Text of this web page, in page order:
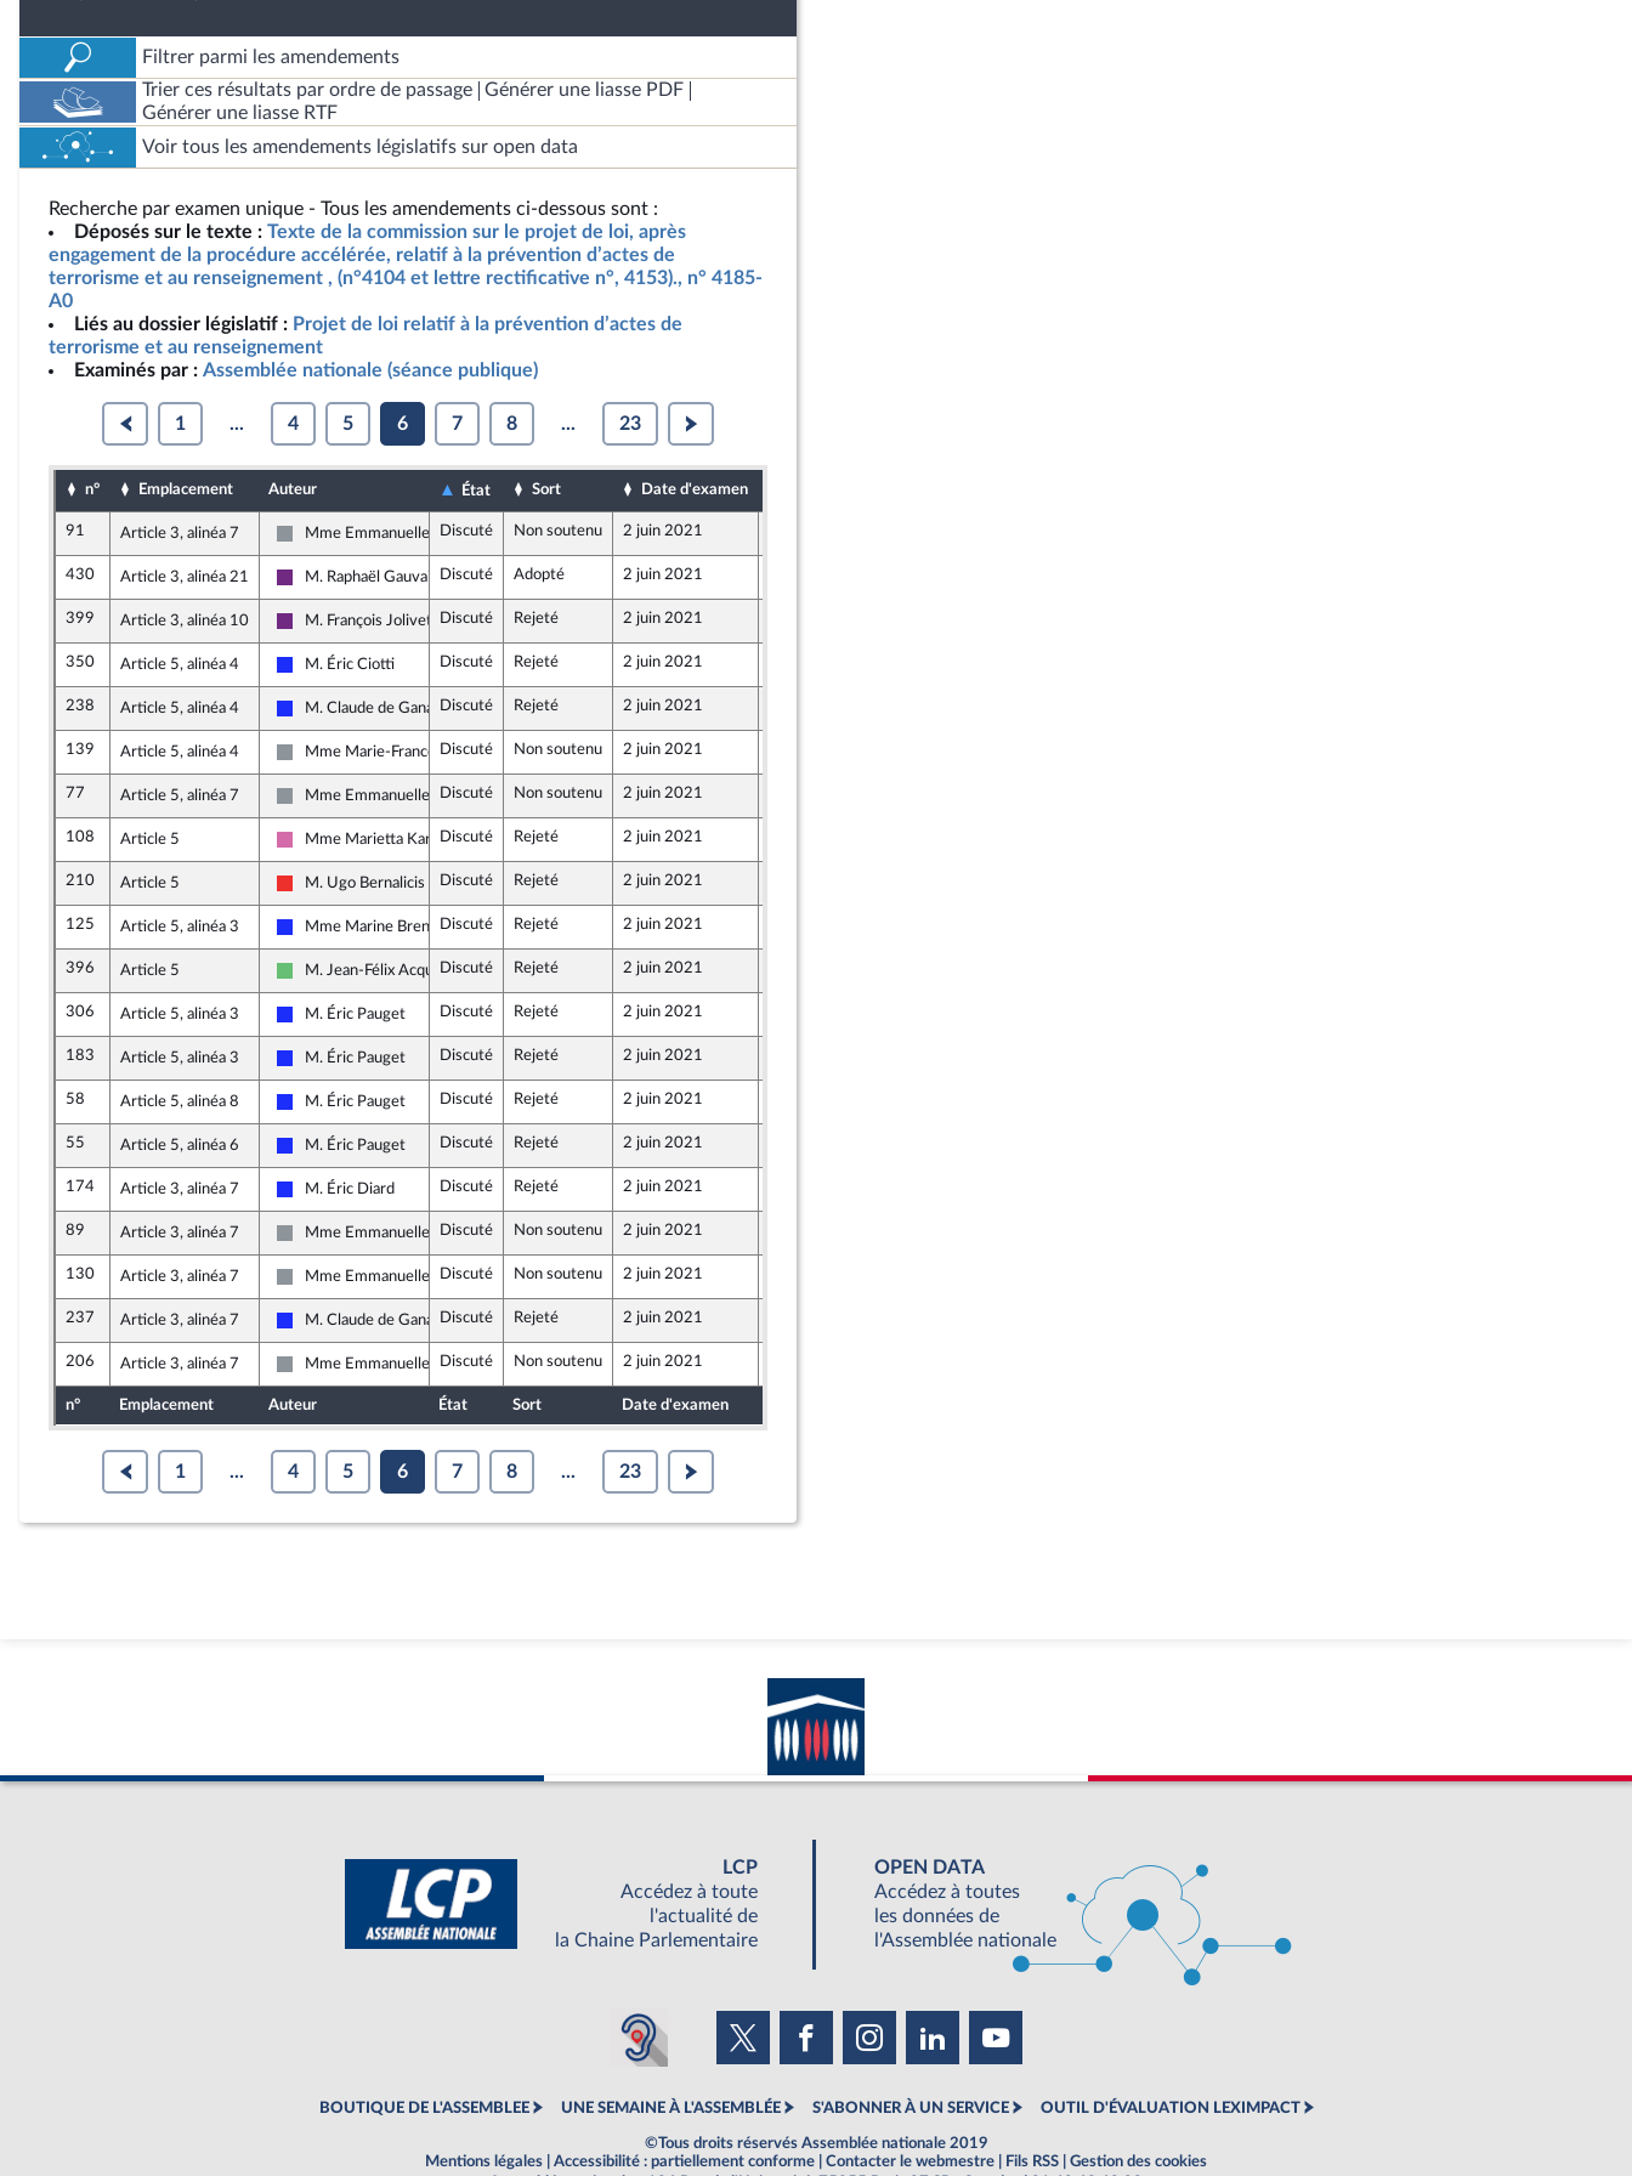
Filtrer parmi les amendements
Trier ces résultats par ordre de passage
Générer une liasse PDF
Générer une liasse RTF
Voir tous les amendements législatifs sur open data
Recherche par examen unique - Tous les amendements ci-dessous sont :
Déposés sur le texte : Texte de la commission sur le projet de loi, après
engagement de la procédure accélérée, relatif à la prévention d’actes de
terrorisme et au renseignement , (n°4104 et lettre rectificative n°, 4153)., n° 4185-
A0
Liés au dossier législatif : Projet de loi relatif à la prévention d’actes de
terrorisme et au renseignement
Examinés par : Assemblée nationale (séance publique)
1 ... 4 5 6 7 8 ... 23
n° Emplacement Auteur État Sort Date d'examen
91 Article 3, alinéa 7
Non inscrit
Mme Emmanuelle Ménard
Discuté Non soutenu 2 juin 2021
430 Article 3, alinéa 21
La République en Marche
M. Raphaël Gauvain Discuté Adopté 2 juin 2021
399 Article 3, alinéa 10
La République en Marche
M. François Jolivet Discuté Rejeté 2 juin 2021
350 Article 5, alinéa 4
Les Républicains
M. Éric Ciotti Discuté Rejeté 2 juin 2021
238 Article 5, alinéa 4
Les Républicains
M. Claude de GanayDiscuté Rejeté 2 juin 2021
139 Article 5, alinéa 4
Non inscrit
Mme Marie-France Lorho
Discuté Non soutenu 2 juin 2021
77 Article 5, alinéa 7
Non inscrit
Mme Emmanuelle Ménard
Discuté Non soutenu 2 juin 2021
108 Article 5
Socialistes et apparentés
Mme Marietta Karamanli
Discuté Rejeté 2 juin 2021
210 Article 5
La France insoumise
M. Ugo Bernalicis Discuté Rejeté 2 juin 2021
125 Article 5, alinéa 3
Les Républicains
Mme Marine BrenierDiscuté Rejeté 2 juin 2021
396 Article 5
Libertés et Territoires
M. Jean-Félix AcquavivaDiscuté Rejeté 2 juin 2021
306 Article 5, alinéa 3
Les Républicains
M. Éric Pauget Discuté Rejeté 2 juin 2021
183 Article 5, alinéa 3
Les Républicains
M. Éric Pauget Discuté Rejeté 2 juin 2021
58 Article 5, alinéa 8
Les Républicains
M. Éric Pauget Discuté Rejeté 2 juin 2021
55 Article 5, alinéa 6
Les Républicains
M. Éric Pauget Discuté Rejeté 2 juin 2021
174 Article 3, alinéa 7
Les Républicains
M. Éric Diard Discuté Rejeté 2 juin 2021
89 Article 3, alinéa 7
Non inscrit
Mme Emmanuelle Ménard
Discuté Non soutenu 2 juin 2021
130 Article 3, alinéa 7
Non inscrit
Mme Emmanuelle Ménard
Discuté Non soutenu 2 juin 2021
237 Article 3, alinéa 7
Les Républicains
M. Claude de GanayDiscuté Rejeté 2 juin 2021
206 Article 3, alinéa 7
Non inscrit
Mme Emmanuelle Ménard
Discuté Non soutenu 2 juin 2021
n° Emplacement Auteur État Sort Date d'examen
1 ... 4 5 6 7 8 ... 23
LCP
Accédez à toute
l'actualité de
la Chaine Parlementaire
OPEN DATA
Accédez à toutes
les données de
l'Assemblée nationale
BOUTIQUE DE L'ASSEMBLEE UNE SEMAINE À L'ASSEMBLÉE S'ABONNER À UN SERVICE OUTIL D'ÉVALUATION LEXIMPACT
©Tous droits réservés Assemblée nationale 2019
Mentions légales
Accessibilité : partiellement conforme Contacter le webmestre Fils RSS
Gestion des cookies